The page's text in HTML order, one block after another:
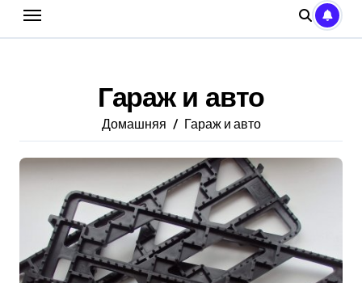
Гараж и авто
Домашняя Гараж и авто